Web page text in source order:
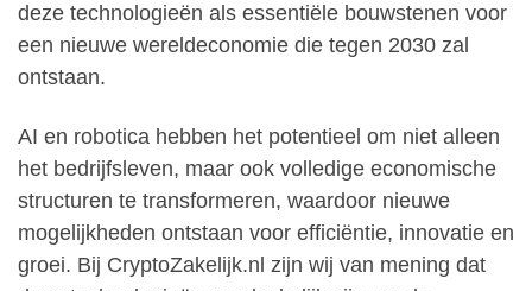
deze technologieën als essentiële bouwstenen voor
een nieuwe wereldeconomie die tegen 2030 zal
ontstaan.
AI en robotica hebben het potentieel om niet alleen
het bedrijfsleven, maar ook volledige economische
structuren te transformeren, waardoor nieuwe
mogelijkheden ontstaan voor efficiëntie, innovatie en
groei. Bij CryptoZakelijk.nl zijn wij van mening dat